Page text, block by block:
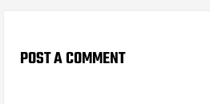
POST A COMMENT